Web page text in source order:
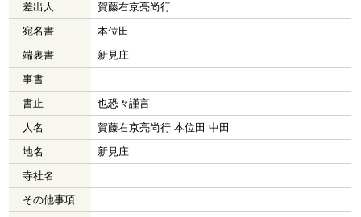
差出人
賀藤右京亮尚行
宛名書
本位田
端裏書
新見庄
事書
書止
也恐々謹言
人名
賀藤右京亮尚行 本位田 中田
地名
新見庄
寺社名
その他事項